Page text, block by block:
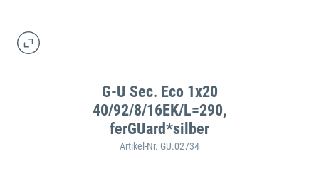
G-U Sec. Eco 1x20
40/92/8/16EK/L=290,
ferGUard*silber
Artikel-Nr. GU.02734